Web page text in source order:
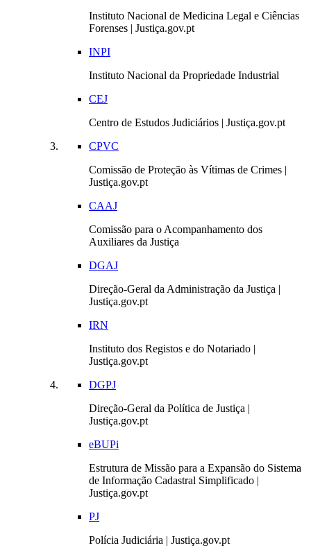
Instituto Nacional de Medicina Legal e Ciências
Forenses | Justiça.gov.pt
INPI
Instituto Nacional da Propriedade Industrial
CEJ
Centro de Estudos Judiciários | Justiça.gov.pt
CPVC
Comissão de Proteção às Vítimas de Crimes |
Justiça.gov.pt
CAAJ
Comissão para o Acompanhamento dos
Auxiliares da Justiça
DGAJ
Direção-Geral da Administração da Justiça |
Justiça.gov.pt
IRN
Instituto dos Registos e do Notariado |
Justiça.gov.pt
DGPJ
Direção-Geral da Política de Justiça |
Justiça.gov.pt
eBUPi
Estrutura de Missão para a Expansão do Sistema
de Informação Cadastral Simplificado |
Justiça.gov.pt
PJ
Polícia Judiciária | Justiça.gov.pt